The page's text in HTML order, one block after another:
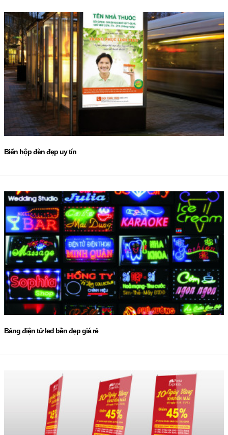
Biển hộp đèn đẹp uy tín
Bảng điện tử led bền đẹp giá rẻ